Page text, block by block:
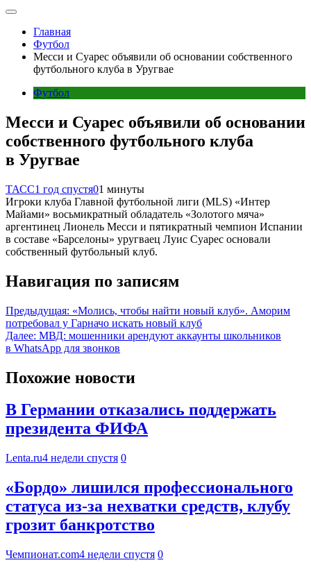
Главная
Футбол
Месси и Суарес объявили об основании собственного
футбольного клуба в Уругвае
Футбол
Месси и Суарес объявили об основании
собственного футбольного клуба
в Уругвае
ТАСС1 год спустя01 минуты
Игроки клуба Главной футбольной лиги (MLS) «Интер
Майами» восьмикратный обладатель «Золотого мяча»
аргентинец Лионель Месси и пятикратный чемпион Испании
в составе «Барселоны» уругваец Луис Суарес основали
собственный футбольный клуб.
Навигация по записям
Предыдущая: «Молись, чтобы найти новый клуб». Аморим
потребовал у Гарначо искать новый клуб
Далее: МВД: мошенники арендуют аккаунты школьников
в WhatsApp для звонков
Похожие новости
В Германии отказались поддержать
президента ФИФА
Lenta.ru4 недели спустя 0
«Бордо» лишился профессионального
статуса из‑за нехватки средств, клубу
грозит банкротство
Чемпионат.com4 недели спустя 0